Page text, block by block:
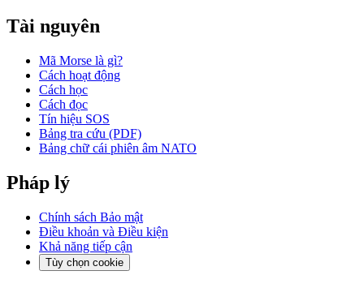
Tài nguyên
Mã Morse là gì?
Cách hoạt động
Cách học
Cách đọc
Tín hiệu SOS
Bảng tra cứu (PDF)
Bảng chữ cái phiên âm NATO
Pháp lý
Chính sách Bảo mật
Điều khoản và Điều kiện
Khả năng tiếp cận
Tùy chọn cookie